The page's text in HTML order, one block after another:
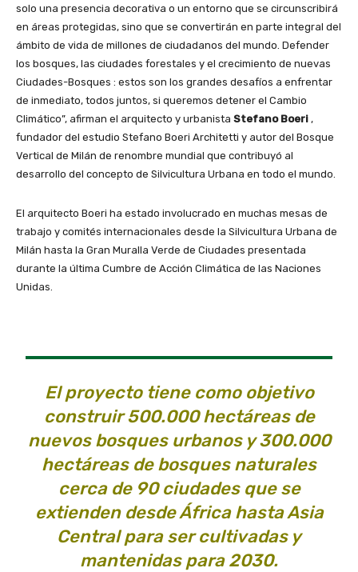
solo una presencia decorativa o un entorno que se circunscribirá
en áreas protegidas, sino que se convertirán en parte integral del
ámbito de vida de millones de ciudadanos del mundo. Defender
los bosques, las ciudades forestales y el crecimiento de nuevas
Ciudades-Bosques : estos son los grandes desafíos a enfrentar
de inmediato, todos juntos, si queremos detener el Cambio
Climático”, afirman el arquitecto y urbanista Stefano Boeri ,
fundador del estudio Stefano Boeri Architetti y autor del Bosque
Vertical de Milán de renombre mundial que contribuyó al
desarrollo del concepto de Silvicultura Urbana en todo el mundo.
El arquitecto Boeri ha estado involucrado en muchas mesas de
trabajo y comités internacionales desde la Silvicultura Urbana de
Milán hasta la Gran Muralla Verde de Ciudades presentada
durante la última Cumbre de Acción Climática de las Naciones
Unidas.
El proyecto tiene como objetivo
construir 500.000 hectáreas de
nuevos bosques urbanos y 300.000
hectáreas de bosques naturales
cerca de 90 ciudades que se
extienden desde África hasta Asia
Central para ser cultivadas y
mantenidas para 2030.